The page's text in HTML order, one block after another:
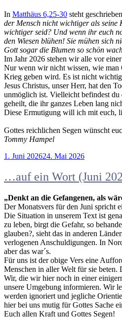
In Matthäus 6,25-30 steht
der Mensch nicht wichtiger als seine
wichtiger seid? Und wenn ihr euch
den Wiesen blühen! Sie mühen sich
Gott sogar die Blumen so schön
Im Jahr 2026 stehen wir alle vor
Nur wenn wir nicht wissen, wie man
Krieg geben wird. Es ist nicht
Jesus Christus, unser Herr, hat den
unmöglich ist. Vielleicht befindest du
geheilt, die ihr ganzes Leben lang
Diese Ermutigung will ich mit euch,
Gottes reichlichen Segen wünscht
Tommy Hampel
Veröffentlicht
1. Juni 202624. Mai 2026
…auf ein Wort (Juni
„Denkt an die Gefangenen, als
Der Monatsvers für den Juni spricht
Die Situation in unserem Text ist
zu leben, birgt die Gefahr, so
glauben?, sieht das in anderen
verlogenen Anschuldigungen. In
aber das war´s.
Für uns ist der obige Vers eine
Menschen in aller Welt für sie beten.
Wir, die wir hier noch in einer
unsere Umgebung informieren. Wir
werden ignoriert und jegliche
hier bei uns mutig für Gottes Sache
Euch allen Kraft und Gottes Segen!